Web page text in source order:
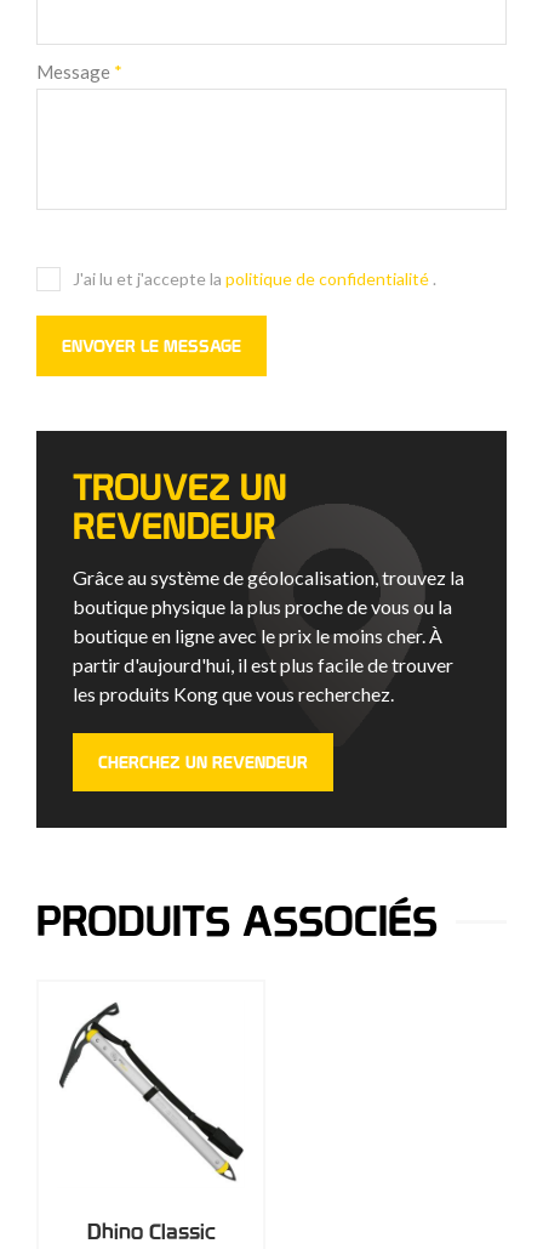
Message *
J'ai lu et j'accepte la politique de confidentialité .
TROUVEZ UN
REVENDEUR
Grâce au système de géolocalisation, trouvez la
boutique physique la plus proche de vous ou la
boutique en ligne avec le prix le moins cher. À
partir d'aujourd'hui, il est plus facile de trouver
les produits Kong que vous recherchez.
CHERCHEZ UN REVENDEUR
PRODUITS ASSOCIÉS
Dhino Classic